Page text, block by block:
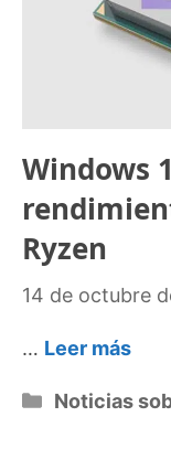
Windows
Ryzen
14 de octubre
… Leer más
Categorías
Noticias